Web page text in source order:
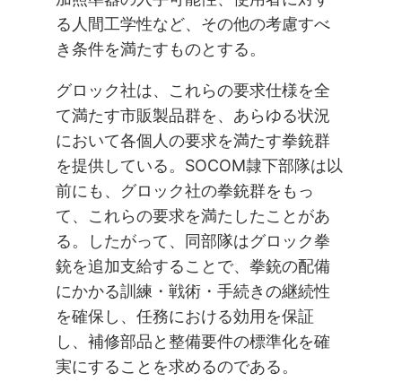
る人間工学性など、その他の考慮すべ
き条件を満たすものとする。
グロック社は、これらの要求仕様を全
て満たす市販製品群を、あらゆる状況
において各個人の要求を満たす拳銃群
を提供している。SOCOM隷下部隊は以
前にも、グロック社の拳銃群をもっ
て、これらの要求を満たしたことがあ
る。したがって、同部隊はグロック拳
銃を追加支給することで、拳銃の配備
にかかる訓練・戦術・手続きの継続性
を確保し、任務における効用を保証
し、補修部品と整備要件の標準化を確
実にすることを求めるのである。